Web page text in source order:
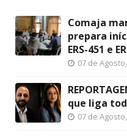
Comaja
prepara
ERS-451 e
07 de
que liga
07 de